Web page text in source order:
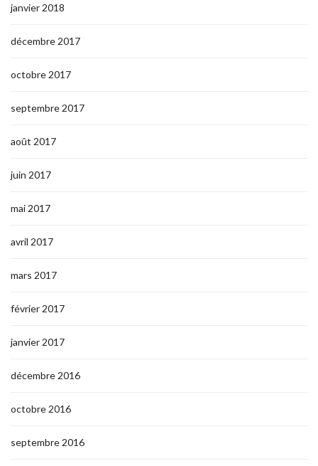
janvier 2018
décembre 2017
octobre 2017
septembre 2017
août 2017
juin 2017
mai 2017
avril 2017
mars 2017
février 2017
janvier 2017
décembre 2016
octobre 2016
septembre 2016